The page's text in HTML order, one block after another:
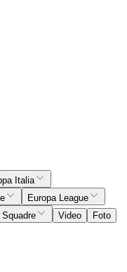
Italia
Europa League
Squadre Video
Foto